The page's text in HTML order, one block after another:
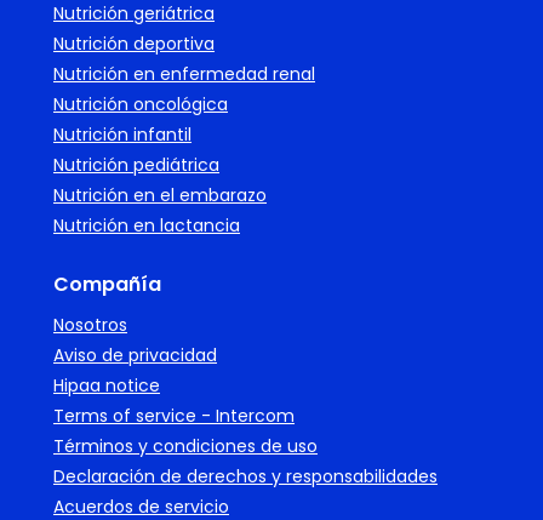
Nutrición geriátrica
Nutrición deportiva
Nutrición en enfermedad renal
Nutrición oncológica
Nutrición infantil
Nutrición pediátrica
Nutrición en el embarazo
Nutrición en lactancia
Compañía
Nosotros
Aviso de privacidad
Hipaa notice
Terms of service - Intercom
Términos y condiciones de uso
Declaración de derechos y responsabilidades
Acuerdos de servicio